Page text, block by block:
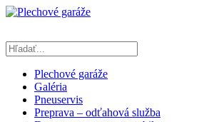
Plechové garáže
Galéria
Pneuservis
Preprava – odťahová služba